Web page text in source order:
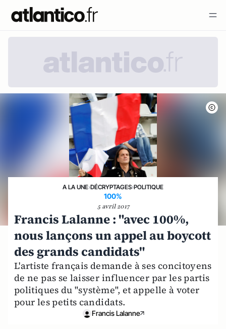
A LA UNE›DÉCRYPTAGES›POLITIQUE
100%
5 avril 2017
Francis Lalanne : "avec 100%,
nous lançons un appel au boycott
des grands candidats"
L'artiste français demande à ses concitoyens
de ne pas se laisser influencer par les partis
politiques du "système", et appelle à voter
pour les petits candidats.
Francis Lalanne